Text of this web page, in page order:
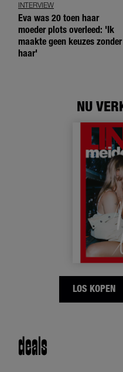
INTERVIEW
Eva was 20 toen haar
moeder plots overleed: 'Ik
maakte geen keuzes zonder
haar'
NU
LOS KOPEN
deals